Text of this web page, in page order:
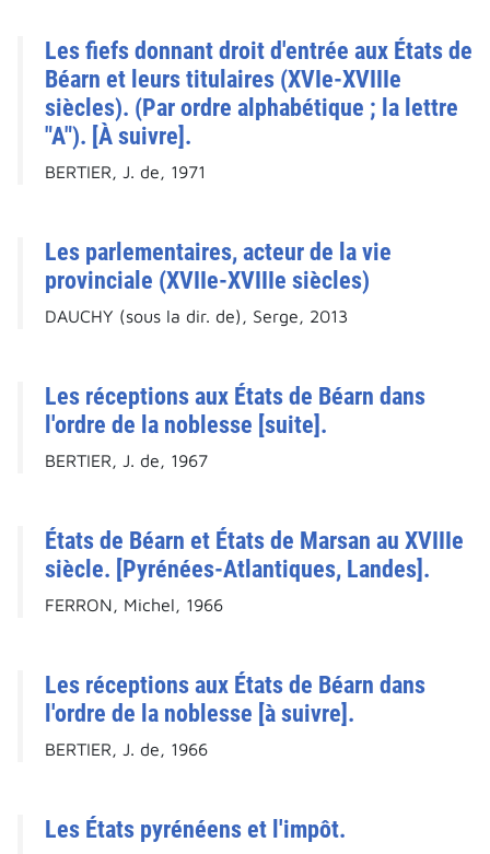
Les fiefs donnant droit d'entrée aux États de
Béarn et leurs titulaires (XVIe-XVIIIe
siècles). (Par ordre alphabétique ; la lettre
"A"). [À suivre].
BERTIER, J. de, 1971
Les parlementaires, acteur de la vie
provinciale (XVIIe-XVIIIe siècles)
DAUCHY (sous la dir. de), Serge, 2013
Les réceptions aux États de Béarn dans
l'ordre de la noblesse [suite].
BERTIER, J. de, 1967
États de Béarn et États de Marsan au XVIIIe
siècle. [Pyrénées-Atlantiques, Landes].
FERRON, Michel, 1966
Les réceptions aux États de Béarn dans
l'ordre de la noblesse [à suivre].
BERTIER, J. de, 1966
Les États pyrénéens et l'impôt.